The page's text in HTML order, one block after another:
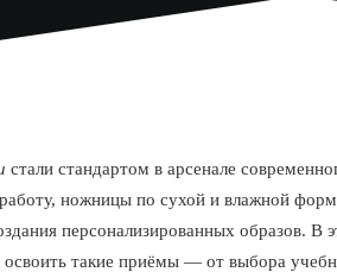
стали стандартом в арсенале
ножницы по сухой и влажной
персонализированных образов. В
такие приёмы — от выбора